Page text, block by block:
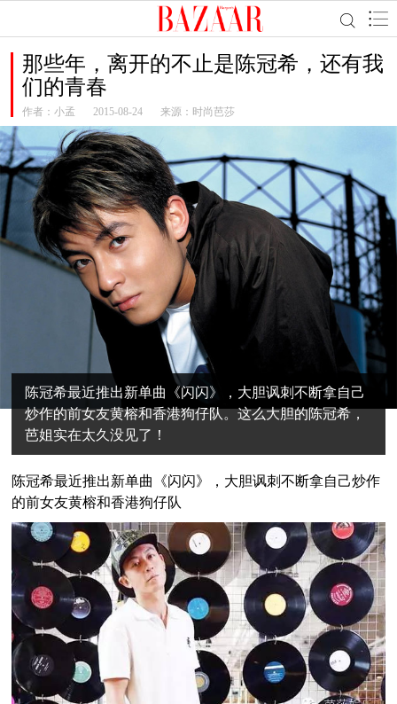
那些年，离开的不止是陈冠希，还有我
们的青春
作者： 小孟 2015-08-24 来源：时尚芭莎
陈冠希最近推出新单曲《闪闪》，大胆讽刺不断拿自己
炒作的前女友黄榕和香港狗仔队。这么大胆的陈冠希，
芭姐实在太久没见了！
陈冠希最近推出新单曲《闪闪》，大胆讽刺不断拿自己炒作
的前女友黄榕和香港狗仔队